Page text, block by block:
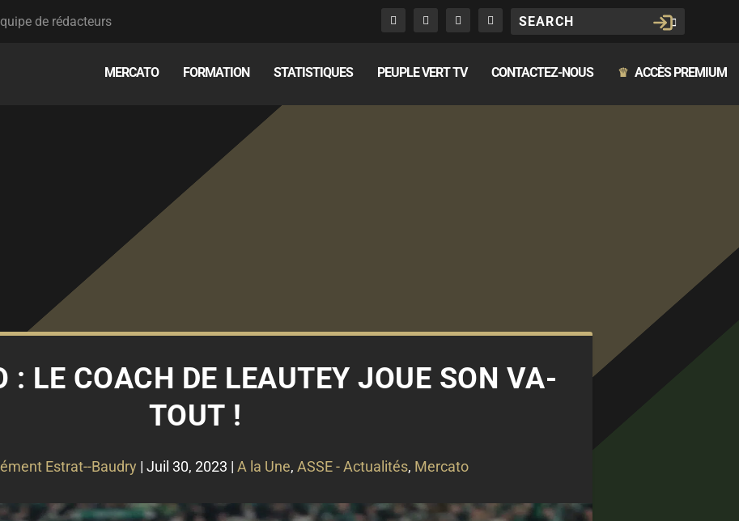
de rédacteurs
MERCATO FORMATION STATISTIQUES PEUPLE VERT TV CONTACTEZ-NOUS ♛ ACCÈS PREMIUM
: LE COACH DE LEAUTEY JOUE SON VA-
TOUT !
Estrat--Baudry | Juil 30, 2023 | A la Une, ASSE - Actualités, Mercato